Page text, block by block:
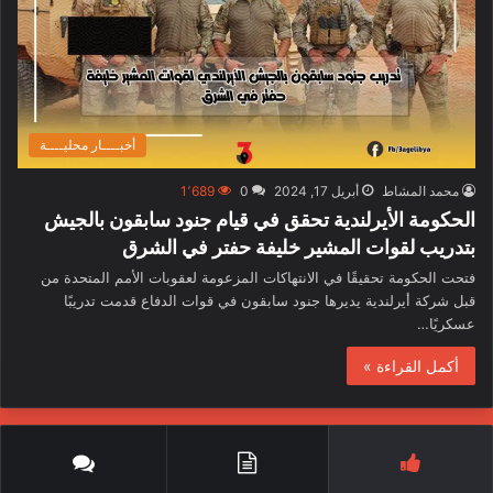
أخبــــار محليــــة
محمد المشاط أبريل 17, 2024 0 1٬689
الحكومة الأيرلندية تحقق في قيام جنود سابقون بالجيش
بتدريب لقوات المشير خليفة حفتر في الشرق
فتحت الحكومة تحقيقًا في الانتهاكات المزعومة لعقوبات الأمم المتحدة من
قبل شركة أيرلندية يديرها جنود سابقون في قوات الدفاع قدمت تدريبًا
عسكريًا…
أكمل القراءة »